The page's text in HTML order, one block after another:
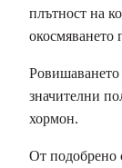
плътност на
окосмяването
Pовишаването
значителни
хормон.
От подобрено